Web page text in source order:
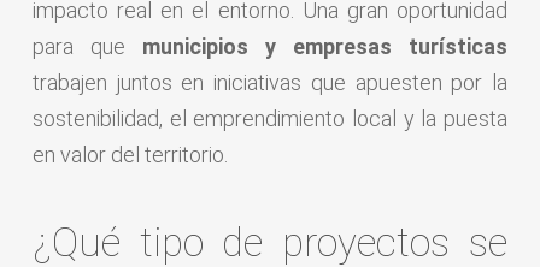
impacto real en el entorno. Una gran oportunidad
para que municipios y empresas turísticas
trabajen juntos en iniciativas que apuesten por la
sostenibilidad, el emprendimiento local y la puesta
en valor del territorio.
¿Qué tipo de proyectos se